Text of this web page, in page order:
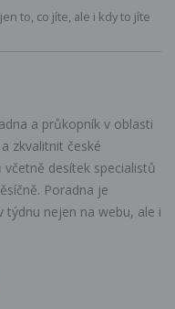
to, co jíte, ale i kdy to jíte
a průkopník v oblasti
zkvalitnit české
desítek specialistů
Poradna je
týdnu nejen na webu, ale i